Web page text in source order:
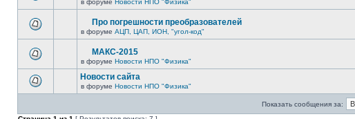
в форуме Новости НПО "Физика"
Про погрешности преобразователей
в форуме АЦП, ЦАП, ИОН, "угол-код"
МАКС-2015
в форуме Новости НПО "Физика"
Новости сайта
в форуме Новости НПО "Физика"
Показать сообщения за: